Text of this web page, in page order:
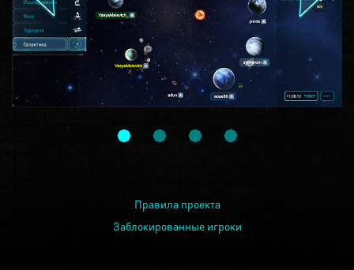
Правила проекта
Заблокированные игроки